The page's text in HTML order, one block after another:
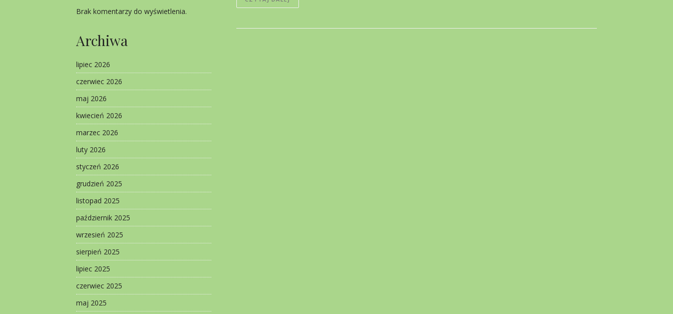
Brak komentarzy do wyświetlenia.
Archiwa
lipiec 2026
czerwiec 2026
maj 2026
kwiecień 2026
marzec 2026
luty 2026
styczeń 2026
grudzień 2025
listopad 2025
październik 2025
wrzesień 2025
sierpień 2025
lipiec 2025
czerwiec 2025
maj 2025